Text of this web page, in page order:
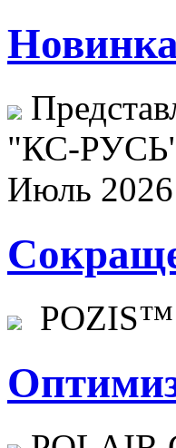
"КС-
Июль 2026
POZIS™